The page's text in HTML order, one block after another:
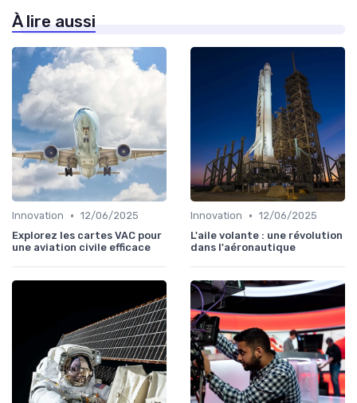
À lire aussi
Innovation • 12/06/2025
Explorez les cartes VAC pour
une aviation civile efficace
Innovation • 12/06/2025
L'aile volante : une révolution
dans l'aéronautique